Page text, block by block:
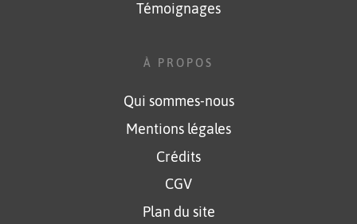
Témoignages
À PROPOS
Qui sommes-nous
Mentions légales
Crédits
CGV
Plan du site